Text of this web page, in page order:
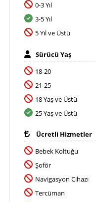
0-3 Yıl
3-5 Yıl
5 Yıl ve Üstü
Sürücü Yaş
18-20
21-25
18 Yaş ve Üstü
25 Yaş ve Üstü
Ücretli Hizmetler
Bebek Koltuğu
Şoför
Navigasyon Cihazı
Tercüman